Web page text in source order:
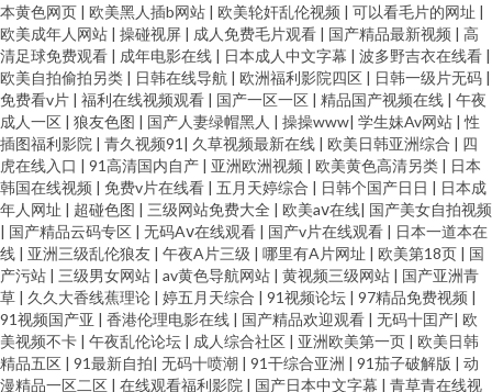
本黄色网页 | 欧美黑人插b网站 | 欧美轮奸乱伦视频 | 可以看毛片的网址 |
欧美成年人网站 | 操碰视屏 | 成人免费毛片观看 | 国产精品最新视频 | 高
清足球免费观看 | 成年电影在线 | 日本成人中文字幕 | 波多野吉衣在线看 |
欧美自拍偷拍另类 | 日韩在线导航 | 欧洲福利影院四区 | 日韩一级片无码 |
免费看v片 | 福利在线视频观看 | 国产一区一区 | 精品国产视频在线 | 午夜
成人一区 | 狼友色图 | 国产人妻绿帽黑人 | 操操www| 学生妹Av网站 |性
插图福利影院 | 青久视频91 | 久草视频最新在线 | 欧美日韩亚洲综合 | 四
虎在线入口 | 91高清国内自产 | 亚洲欧洲视频 | 欧美黄色高清另类 | 日本
韩国在线视频 | 免费v片在线看 | 五月天婷综合 | 日韩个国产日日 | 日本成
年人网址 | 超碰色图 | 三级网站免费大全 | 欧美aⅴ在线| 国产美女自拍视频
| 国产精品云码专区 | 无码Aⅴ在线观看 | 国产v片在线观看 | 日本一道本在
线 | 亚洲三级乱伦狼友 | 午夜A片三级 | 哪里有A片网址 | 欧美第18页 | 国
产污站 | 三级男女网站 | av黄色导航网站 | 黄视频三级网站 | 国产亚洲青
草 | 久久大香线蕉理论 | 婷五月天综合 | 91视频论坛 | 97精品免费视频 |
91视频国产亚 | 香港伦理电影在线 | 国产精品欢迎观看 | 无码十囯产| 欧
美视频不卡 | 午夜乱伦论坛 | 成人综合社区 | 亚洲欧美第一页 | 欧美日韩
精品五区 | 91最新自拍| 无码十喷潮 | 91干综合亚洲 | 91茄子破解版 | 动
漫精品一区二区 | 在线观看福利影院 | 国产日本中文字幕 | 青草青在线视